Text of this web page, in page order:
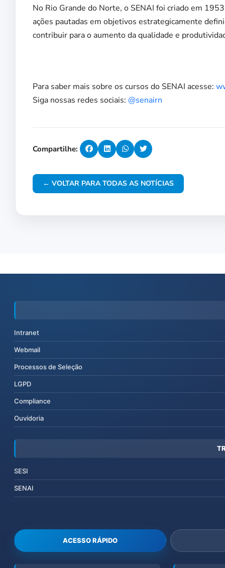
No Rio Grande do Norte, o SENAI foi criado em
ações pautadas em objetivos estrategicamente
contribuir para o aumento da qualidade e
Para saber mais sobre os cursos do SENAI acesse:
Siga nossas redes sociais: @senairn
Compartilhe:
← VOLTAR PARA TODAS AS NOTÍCIAS
Intranet
Webmail
Processos de Seleção
LGPD
Compliance
Ouvidoria
SESI
SENAI
ACESSO RÁPIDO